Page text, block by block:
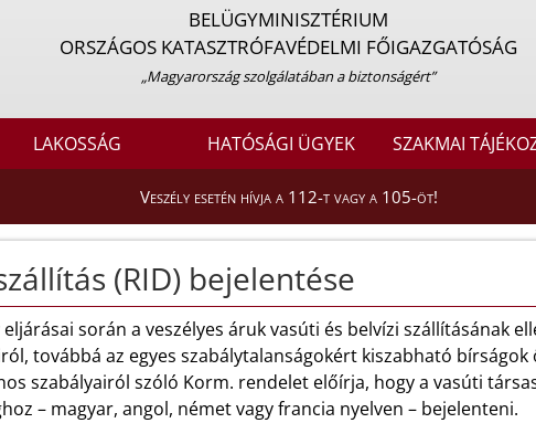
BELÜGYMINISZTÉRIUM
ORSZÁGOS KATASZTRÓFAVÉDELMI FŐIGAZGATÓSÁG
„Magyarország szolgálatában a biztonságért”
LAKOSSÁG HATÓSÁGI ÜGYEK SZAKMAI
Veszély esetén hívja a 112-t vagy a 105-öt!
(RID) bejelentése
során a veszélyes áruk vasúti és belvízi szállításának
továbbá az egyes szabálytalanságokért kiszabható
szabályairól szóló Korm. rendelet előírja, hogy a vasúti
– magyar, angol, német vagy francia nyelven – bejelenteni.